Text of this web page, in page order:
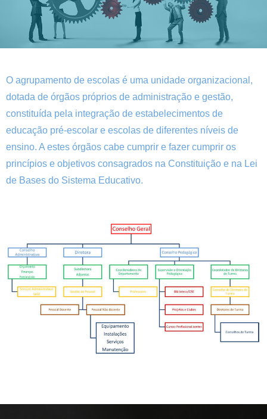
O agrupamento de escolas é uma unidade organizacional,
dotada de órgãos próprios de administração e gestão,
constituída pela integração de estabelecimentos de
educação pré-escolar e escolas de diferentes níveis de
ensino. A estes órgãos cabe cumprir e fazer cumprir os
princípios e objetivos consagrados na Constituição e na Lei
de Bases do Sistema Educativo.